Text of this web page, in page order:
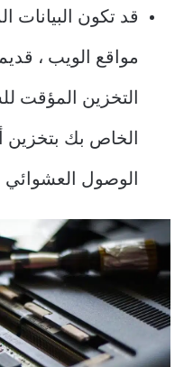
قد تكون البيانات
مواقع الويب ،
التخزين المؤقت
الخاص بك بتخزين
الوصول